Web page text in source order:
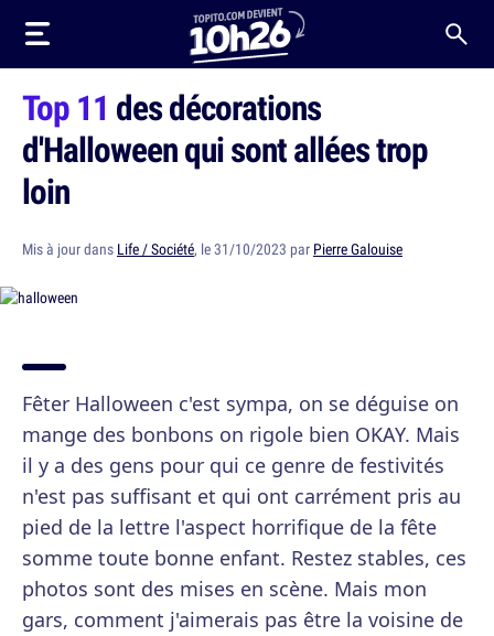
Top 11 des décorations
d'Halloween qui sont allées trop
loin
Mis à jour dans Life / Société, le 31/10/2023 par Pierre Galouise
Fêter Halloween c'est sympa, on se déguise on
mange des bonbons on rigole bien OKAY. Mais
il y a des gens pour qui ce genre de festivités
n'est pas suffisant et qui ont carrément pris au
pied de la lettre l'aspect horrifique de la fête
somme toute bonne enfant. Restez stables, ces
photos sont des mises en scène. Mais mon
gars, comment j'aimerais pas être la voisine de